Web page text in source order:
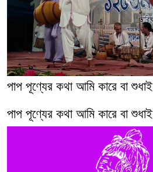
পাপ পূণ্যের কথা আমি কারে বা শুধাই
পাপ পূণ্যের কথা আমি কারে বা শুধাই